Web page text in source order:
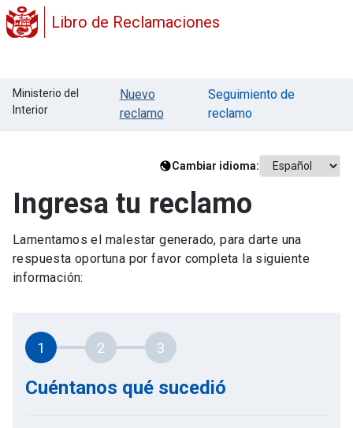
Libro de Reclamaciones
Ministerio del
Interior
Nuevo
reclamo
Seguimiento de
reclamo
Cambiar idioma:
Ingresa tu reclamo
Lamentamos el malestar generado, para darte una
respuesta oportuna por favor completa la siguiente
información:
1 2 3
Cuéntanos qué sucedió